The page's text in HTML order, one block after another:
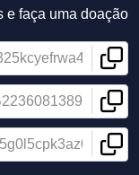
e faça uma doação